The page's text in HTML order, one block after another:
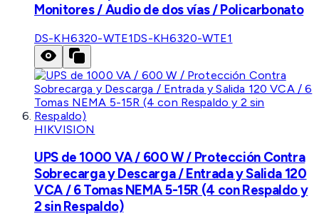
Monitores / Audio de dos vías / Policarbonato
DS-KH6320-WTE1DS-KH6320-WTE1
HIKVISION
UPS de 1000 VA / 600 W / Protección Contra
Sobrecarga y Descarga / Entrada y Salida 120
VCA / 6 Tomas NEMA 5-15R (4 con Respaldo y
2 sin Respaldo)